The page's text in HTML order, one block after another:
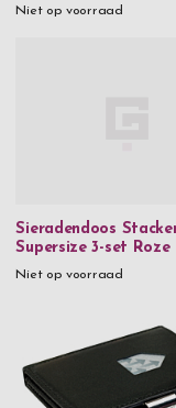
Loodvrij
FSC-
Leer
Leer &
Metaal &
Niet op voorraad
Sieradendoos
Supersize 3-set Roze
Niet op voorraad